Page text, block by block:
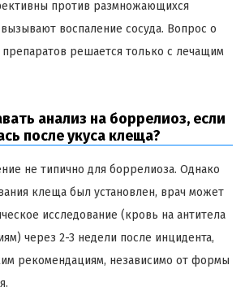
против размножающихся
воспаление сосуда. Вопрос о
решается только с лечащим
анализ на боррелиоз, если
после укуса клеща?
не типично для боррелиоза. Однако
клеща был установлен, врач может
исследование (кровь на антитела
через 2-3 недели после инцидента,
рекомендациям, независимо от формы